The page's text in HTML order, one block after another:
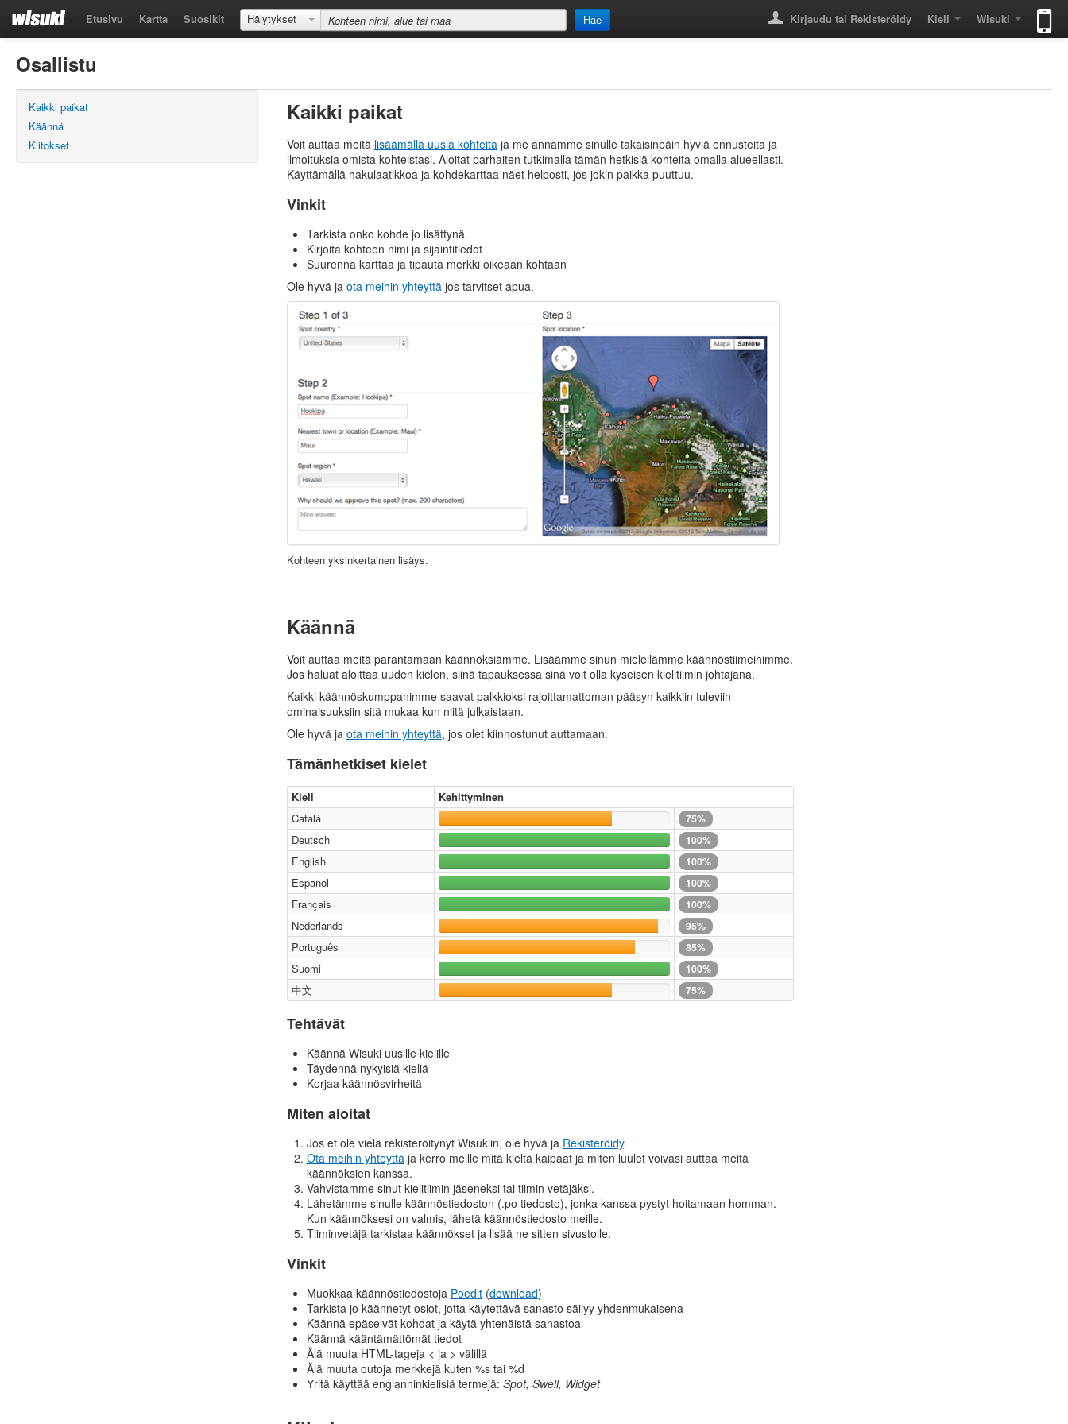
Etusivu Kartta Suosikit Hälytykset Hae Kirjaudu tai Rekisteröidy Kieli Wisuki
Osallistu
Kaikki paikat
Käännä
Kiitokset
Kaikki paikat
Voit auttaa meitä lisäämällä uusia kohteitaja me annamme sinulle takaisinpäin hyviä ennusteita ja
ilmoituksia omista kohteistasi. Aloitat parhaiten tutkimalla tämän hetkisiä kohteita omalla alueellasti.
Käyttämällä hakulaatikkoa ja kohdekarttaa näet helposti, jos jokin paikka puuttuu.
Vinkit
Tarkista onko kohde jo lisättynä.
Kirjoita kohteen nimi ja sijaintitiedot
Suurenna karttaa ja tipauta merkki oikeaan kohtaan
Ole hyvä ja ota meihin yhteyttäjos tarvitset apua.
Kohteen yksinkertainen lisäys.
Käännä
Voit auttaa meitä parantamaan käännöksiämme. Lisäämme sinun mielellämme käännöstiimeihimme.
Jos haluat aloittaa uuden kielen, siinä tapauksessa sinä voit olla kyseisen kielitiimin johtajana.
Kaikki käännöskumppanimme saavat palkkioksi rajoittamattoman pääsyn kaikkiin tuleviin
ominaisuuksiin sitä mukaa kun niitä julkaistaan.
Ole hyvä ja ota meihin yhteyttä, jos olet kiinnostunut auttamaan.
Tämänhetkiset kielet
Kieli
Kehittyminen
Catalá
75%
Deutsch 100%
English 100%
Español 100%
Français 100%
Nederlands 95%
Português 85%
Suomi 100%
中文 75%
Tehtävät
Käännä Wisuki uusille kielille
Täydennä nykyisiä kieliä
Korjaa käännösvirheitä
Miten aloitat
Jos et ole vielä rekisteröitynyt Wisukiin, ole hyvä ja Rekisteröidy.
Ota meihin yhteyttä ja kerro meille mitä kieltä kaipaat ja miten luulet voivasi auttaa meitä
käännöksien kanssa.
Vahvistamme sinut kielitiimin jäseneksi tai tiimin vetäjäksi.
Lähetämme sinulle käännöstiedoston (.po tiedosto), jonka kanssa pystyt hoitamaan homman.
Kun käännöksesi on valmis, lähetä käännöstiedosto meille.
Tiiminvetäjä tarkistaa käännökset ja lisää ne sitten sivustolle.
Vinkit
Muokkaa käännöstiedostoja Poedit(download)
Tarkista jo käännetyt osiot, jotta käytettävä sanasto säilyy yhdenmukaisena
Käännä epäselvät kohdat ja käytä yhtenäistä sanastoa
Käännä kääntämättömät tiedot
Älä muuta HTML-tageja < ja > välillä
Älä muuta outoja merkkejä kuten %s tai %d
Yritä käyttää englanninkielisiä termejä: Spot, Swell, Widget